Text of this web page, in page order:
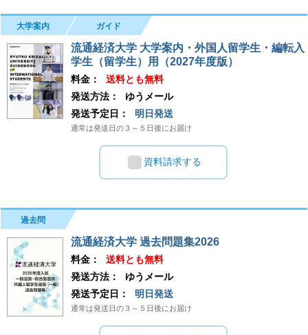
大学案内 ガイド
流通経済大学 大学案内・外国人留学生・編転入
学生（留学生）用（2027年度版）
料金：
送料とも無料
発送方法：
ゆうメール
発送予定日：
明日発送
通常は発送日の３～５日後にお届け
資料請求する
過去問
流通経済大学 過去問題集2026
料金：
送料とも無料
発送方法：
ゆうメール
発送予定日：
明日発送
通常は発送日の３～５日後にお届け